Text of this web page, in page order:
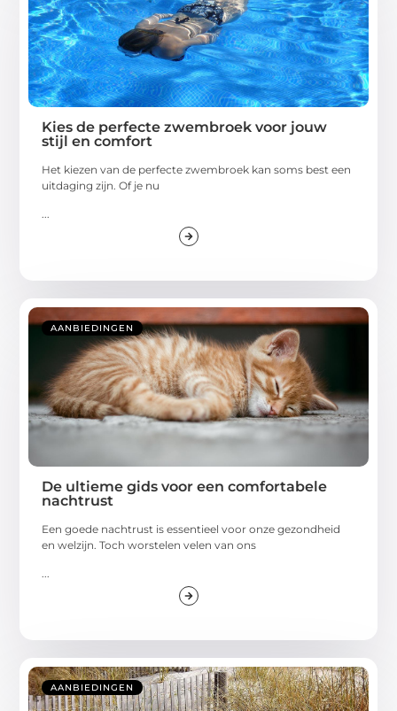
Kies de perfecte zwembroek voor jouw
stijl en comfort
Het kiezen van de perfecte zwembroek kan soms best een
uitdaging zijn. Of je nu
AANBIEDINGEN
De ultieme gids voor een comfortabele
nachtrust
Een goede nachtrust is essentieel voor onze gezondheid
en welzijn. Toch worstelen velen van ons
...
AANBIEDINGEN